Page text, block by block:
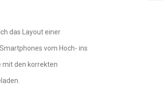
das Layout einer
vom Hoch- ins
mit den korrekten